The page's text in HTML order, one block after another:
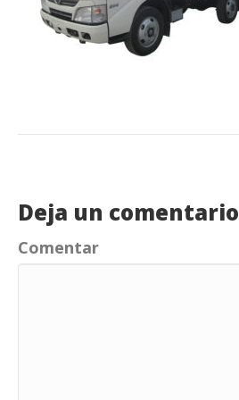
Deja un comentario
Comentar